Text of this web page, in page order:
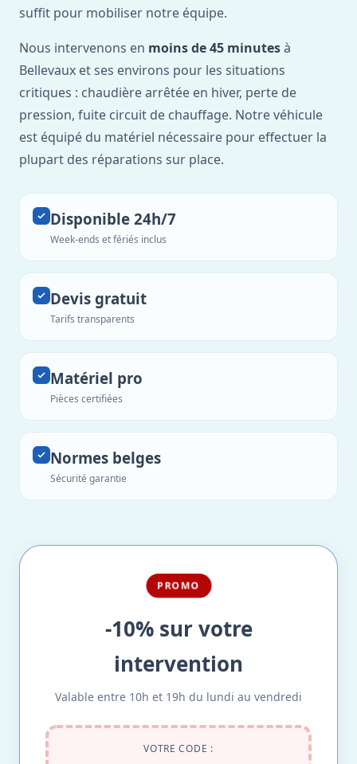
suffit pour mobiliser notre équipe.
Nous intervenons en moins de 45 minutesà
Bellevaux et ses environs pour les situations
critiques : chaudière arrêtée en hiver, perte de
pression, fuite circuit de chauffage. Notre véhicule
est équipé du matériel nécessaire pour effectuer la
plupart des réparations sur place.
Disponible 24h/7
Week-ends et fériés inclus
Devis gratuit
Tarifs transparents
Matériel pro
Pièces certifiées
Normes belges
Sécurité garantie
PROMO
-10% sur votre
intervention
Valable entre 10h et 19h du lundi au vendredi
VOTRE CODE :